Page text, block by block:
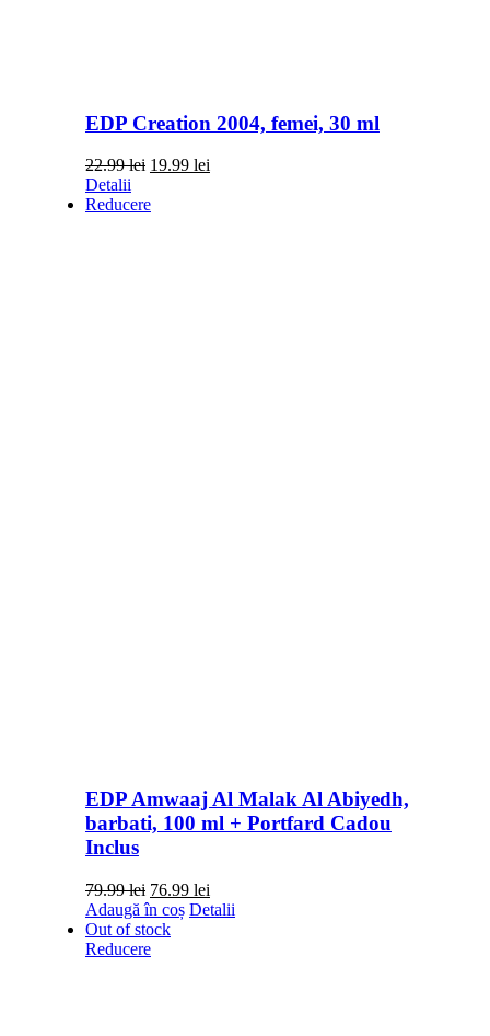
EDP Creation 2004, femei, 30 ml
22.99lei Prețul
a
19.99 leiPrețul
Detalii
Reducere
EDP Amwaaj Al Malak Al Abiyedh,
barbati, 100 ml + Portfard Cadou
Inclus
79.99lei Prețul
inițial
a
fost:
76.99 leiPrețul
curent
Adaugă în coș Detalii
Out of stock
Reducere